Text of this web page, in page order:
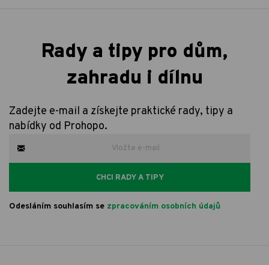
Rady a tipy pro dům,
zahradu i dílnu
Zadejte e-mail a získejte praktické rady, tipy a
nabídky od Prohopo.
CHCI RADY A TIPY
Odesláním souhlasím se zpracováním osobních údajů